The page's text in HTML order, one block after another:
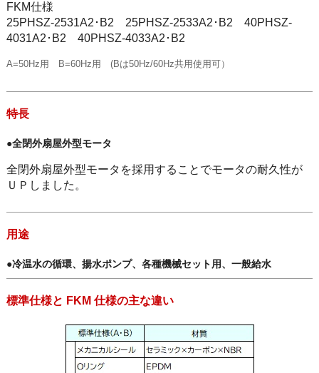
FKM仕様
25PHSZ-2531A2･B2 25PHSZ-2533A2･B2 40PHSZ-
4031A2･B2 40PHSZ-4033A2･B2
A=50Hz用 B=60Hz用 (Bは50Hz/60Hz共用使用可）
特長
●全閉外扇屋外型モータ
全閉外扇屋外型モータを採用することでモータの耐久性が
ＵＰしました。
用途
●冷温水の循環、揚水ポンプ、各種機械セット用、一般給水
標準仕様と FKM 仕様の主な違い